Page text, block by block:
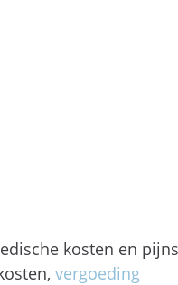
kosten en
vergoeding